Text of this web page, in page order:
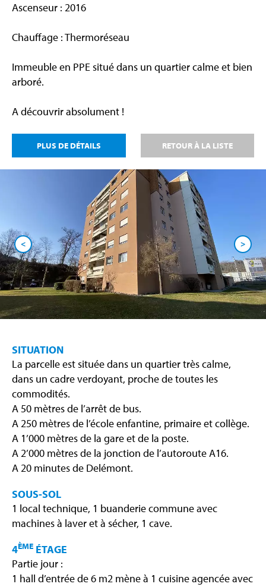
Ascenseur : 2016
Chauffage : Thermoréseau
Immeuble en PPE situé dans un quartier calme et bien
arboré.
A découvrir absolument !
PLUS DE DÉTAILS RETOUR À LA LISTE
< >
SITUATION
La parcelle est située dans un quartier très calme,
dans un cadre verdoyant, proche de toutes les
commodités.
A 50 mètres de l’arrêt de bus.
A 250 mètres de l’école enfantine, primaire et collège.
A 1’000 mètres de la gare et de la poste.
A 2’000 mètres de la jonction de l’autoroute A16.
A 20 minutes de Delémont.
SOUS-SOL
1 local technique, 1 buanderie commune avec
machines à laver et à sécher, 1 cave.
4ÈME ÉTAGE
Partie jour :
1 hall d’entrée de 6 m2 mène à 1 cuisine agencée avec